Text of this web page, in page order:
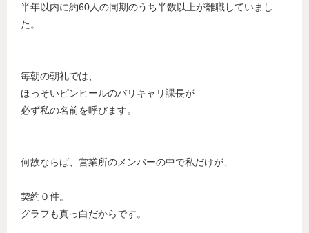
半年以内に約60人の同期のうち半数以上が離職していまし
た。
毎朝の朝礼では、
ほっそいピンヒールのバリキャリ課長が
必ず私の名前を呼びます。
何故ならば、営業所のメンバーの中で私だけが、
契約０件。
グラフも真っ白だからです。